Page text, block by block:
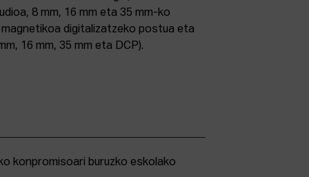
8 mm, 16 mm eta 35 mm-ko
digitalizatzeko postua eta
16 mm, 35 mm eta DCP).